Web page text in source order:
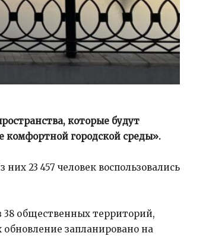
которые будут
комфортной городской среды».
23 457 человек воспользовались
38 общественных территорий,
запланировано на